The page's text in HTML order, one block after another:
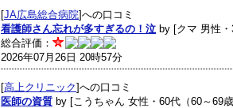
[JA広島総合病院]への口コミ
看護師さん忘れが多すぎるの！泣 by [クマ 男性
総合評価：
2026年07月26日 20時57分
[高上クリニック]への口コミ
医師の資質 by [こうちゃん 女性・60代（60～69